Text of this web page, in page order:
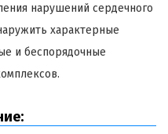
нарушений сердечного
характерные
и беспорядочные